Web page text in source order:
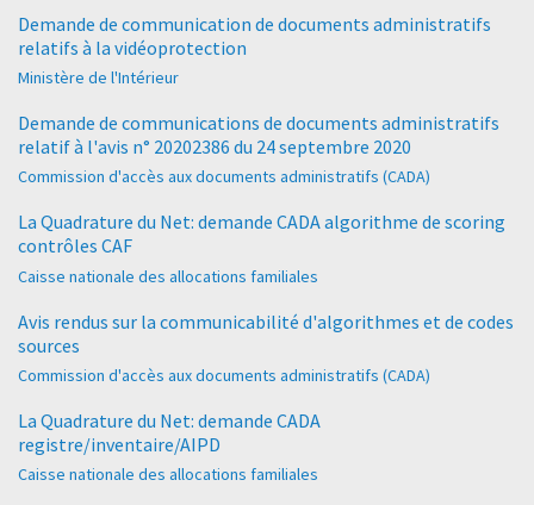
Demande de communication de documents administratifs
relatifs à la vidéoprotection
Ministère de l'Intérieur
Demande de communications de documents administratifs
relatif à l'avis n° 20202386 du 24 septembre 2020
Commission d'accès aux documents administratifs (CADA)
La Quadrature du Net: demande CADA algorithme de scoring
contrôles CAF
Caisse nationale des allocations familiales
Avis rendus sur la communicabilité d'algorithmes et de codes
sources
Commission d'accès aux documents administratifs (CADA)
La Quadrature du Net: demande CADA
registre/inventaire/AIPD
Caisse nationale des allocations familiales